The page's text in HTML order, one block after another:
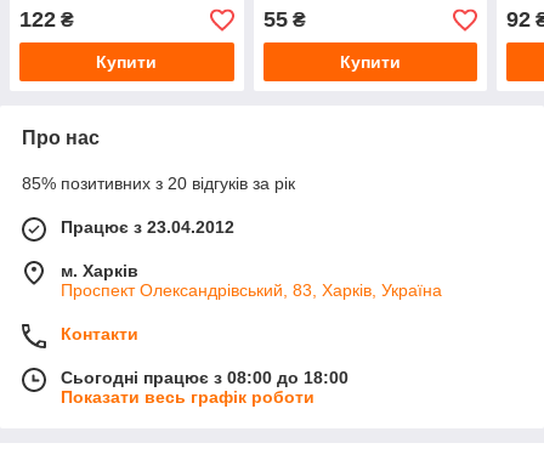
122 ₴
Купити
55₴
Купити
92
Про нас
85% позитивних з 20 відгуків за рік
Працює з 23.04.2012
м. Харків
Проспект Олександрівський, 83, Харків, Україна
Контакти
Сьогодні працює з 08:00 до 18:00
Показати весь графік роботи